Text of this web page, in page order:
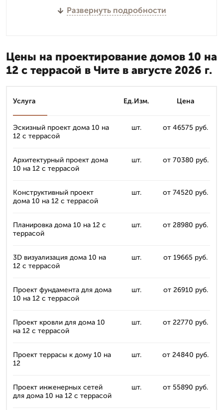
Развернуть подробности
Цены на проектирование домов 10 на
12 с террасой в Чите в августе 2026 г.
Услуга Ед.Изм. Цена
Эскизный проект дома 10 на
12 с террасой
шт. от 46575 руб.
Архитектурный проект дома
10 на 12 с террасой
шт. от 70380 руб.
Конструктивный проект
дома 10 на 12 с террасой
шт. от 74520 руб.
Планировка дома 10 на 12 с
террасой
шт. от 28980 руб.
3D визуализация дома 10 на
12 с террасой
шт. от 19665 руб.
Проект фундамента для дома
10 на 12 с террасой
шт. от 26910 руб.
Проект кровли для дома 10
на 12 с террасой
шт. от 22770 руб.
Проект террасы к дому 10 на
12
шт. от 24840 руб.
Проект инженерных сетей
для дома 10 на 12 с террасой
шт. от 55890 руб.